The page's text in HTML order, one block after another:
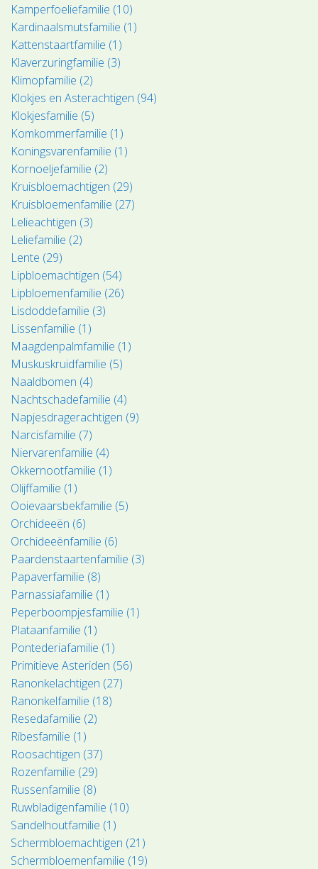
Kamperfoeliefamilie (10)
Kardinaalsmutsfamilie (1)
Kattenstaartfamilie (1)
Klaverzuringfamilie (3)
Klimopfamilie (2)
Klokjes en Asterachtigen (94)
Klokjesfamilie (5)
Komkommerfamilie (1)
Koningsvarenfamilie (1)
Kornoeljefamilie (2)
Kruisbloemachtigen (29)
Kruisbloemenfamilie (27)
Lelieachtigen (3)
Leliefamilie (2)
Lente (29)
Lipbloemachtigen (54)
Lipbloemenfamilie (26)
Lisdoddefamilie (3)
Lissenfamilie (1)
Maagdenpalmfamilie (1)
Muskuskruidfamilie (5)
Naaldbomen (4)
Nachtschadefamilie (4)
Napjesdragerachtigen (9)
Narcisfamilie (7)
Niervarenfamilie (4)
Okkernootfamilie (1)
Olijffamilie (1)
Ooievaarsbekfamilie (5)
Orchideeën (6)
Orchideeënfamilie (6)
Paardenstaartenfamilie (3)
Papaverfamilie (8)
Parnassiafamilie (1)
Peperboompjesfamilie (1)
Plataanfamilie (1)
Pontederiafamilie (1)
Primitieve Asteriden (56)
Ranonkelachtigen (27)
Ranonkelfamilie (18)
Resedafamilie (2)
Ribesfamilie (1)
Roosachtigen (37)
Rozenfamilie (29)
Russenfamilie (8)
Ruwbladigenfamilie (10)
Sandelhoutfamilie (1)
Schermbloemachtigen (21)
Schermbloemenfamilie (19)